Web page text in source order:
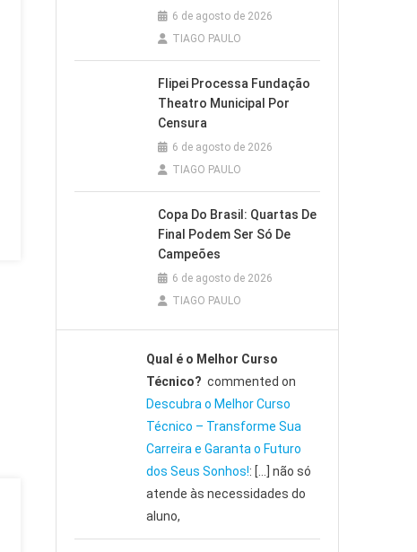
6 de agosto de 2026
TIAGO PAULO
Flipei Processa Fundação
Theatro Municipal Por
Censura
6 de agosto de 2026
TIAGO PAULO
Copa Do Brasil: Quartas De
Final Podem Ser Só De
Campeões
6 de agosto de 2026
TIAGO PAULO
Qual é o Melhor Curso
Técnico? commented on
Descubra o Melhor Curso
Técnico – Transforme Sua
Carreira e Garanta o Futuro
dos Seus Sonhos!: […] não só
atende às necessidades do
aluno,